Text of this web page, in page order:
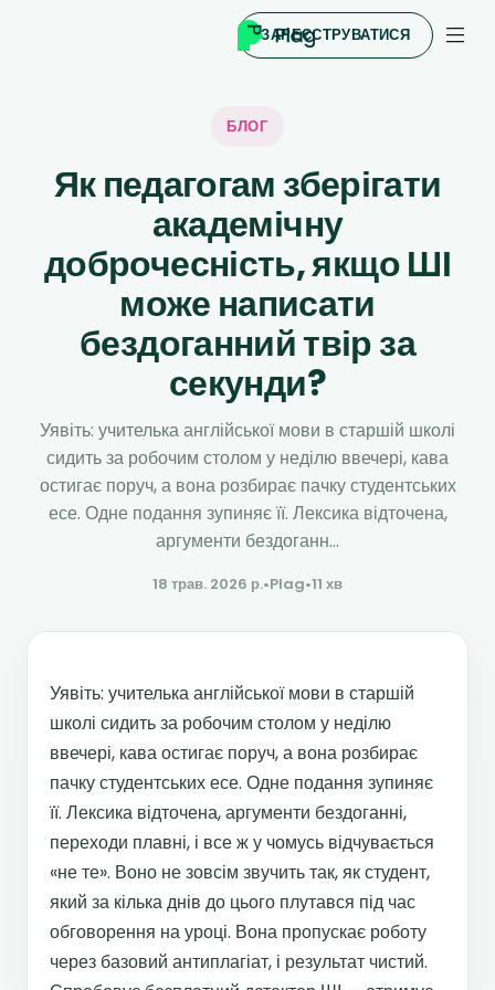
ЗАРЕЄСТРУВАТИСЯ
БЛОГ
Як педагогам зберігати
академічну
доброчесність, якщо ШІ
може написати
бездоганний твір за
секунди?
Уявіть: учителька англійської мови в старшій школі
сидить за робочим столом у неділю ввечері, кава
остигає поруч, а вона розбирає пачку студентських
есе. Одне подання зупиняє її. Лексика відточена,
аргументи бездоганн...
18 трав. 2026 р.•Plag•11 хв
Уявіть: учителька англійської мови в старшій
школі сидить за робочим столом у неділю
ввечері, кава остигає поруч, а вона розбирає
пачку студентських есе. Одне подання зупиняє
її. Лексика відточена, аргументи бездоганні,
переходи плавні, і все ж у чомусь відчувається
«не те». Воно не зовсім звучить так, як студент,
який за кілька днів до цього плутався під час
обговорення на уроці. Вона пропускає роботу
через базовий антиплагіат, і результат чистий.